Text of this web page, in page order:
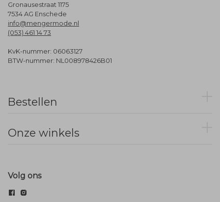
Gronausestraat 1175
7534 AG Enschede
info@mengermode.nl
(053) 461 14 73
KvK-nummer: 06063127
BTW-nummer: NL008978426B01
Bestellen
Onze winkels
Volg ons